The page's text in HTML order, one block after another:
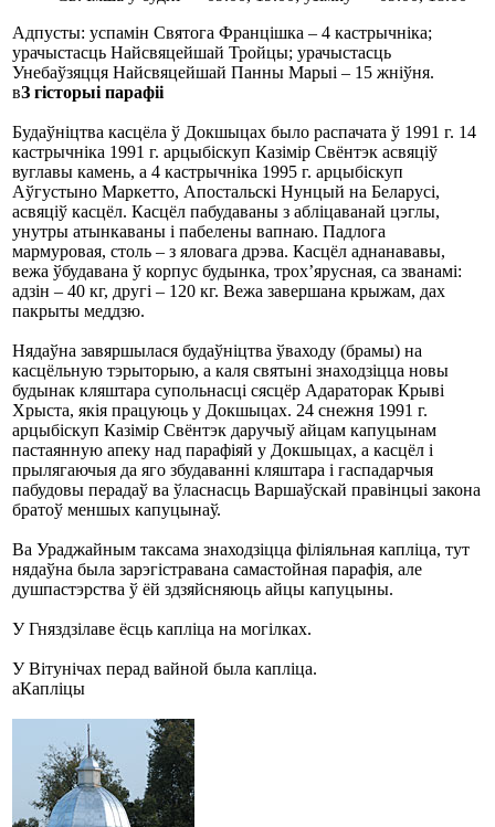
Адпусты: успамін Святога Францішка – 4 кастрычніка;
урачыстасць Найсвяцейшай Тройцы; урачыстасць
Унебаўзяцця Найсвяцейшай Панны Марыі – 15 жніўня.
вЗ гісторыі парафіі
Будаўніцтва касцёла ў Докшыцах было распачата ў 1991 г. 14
кастрычніка 1991 г. арцыбіскуп Казімір Свёнтэк асвяціў
вуглавы камень, а 4 кастрычніка 1995 г. арцыбіскуп
Аўгустыно Маркетто, Апостальскі Нунцый на Беларусі,
асвяціў касцёл. Касцёл пабудаваны з абліцаванай цэглы,
унутры атынкаваны і пабелены вапнаю. Падлога
мармуровая, столь – з яловага дрэва. Касцёл аднанававы,
вежа ўбудавана ў корпус будынка, трох’ярусная, са званамі:
адзін – 40 кг, другі – 120 кг. Вежа завершана крыжам, дах
пакрыты меддзю.
Нядаўна завяршылася будаўніцтва ўваходу (брамы) на
касцёльную тэрыторыю, а каля святыні знаходзіцца новы
будынак кляштара супольнасці сясцёр Адараторак Крыві
Хрыста, якія працуюць у Докшыцах. 24 снежня 1991 г.
арцыбіскуп Казімір Свёнтэк даручыў айцам капуцынам
пастаянную апеку над парафіяй у Докшыцах, а касцёл і
прылягаючыя да яго збудаванні кляштара і гаспадарчыя
пабудовы перадаў ва ўласнасць Варшаўскай правінцыі закона
братоў меншых капуцынаў.
Ва Ураджайным таксама знаходзіцца філіяльная капліца, тут
нядаўна была зарэгістравана самастойная парафія, але
душпастэрства ў ёй здзяйсняюць айцы капуцыны.
У Гняздзілаве ёсць капліца на могілках.
У Вітунічах перад вайной была капліца.
aКапліцы